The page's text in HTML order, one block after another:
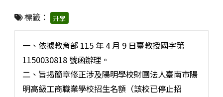
標籤： 升學
一、依據教育部 115 年 4 月 9 日臺教授國字第
1150030818 號函辦理。
二、旨揭簡章修正涉及陽明學校財團法人臺南市陽
明高級工商職業學校招生名額（該校已停止招